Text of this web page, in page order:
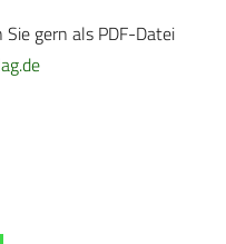
gern als PDF-Datei